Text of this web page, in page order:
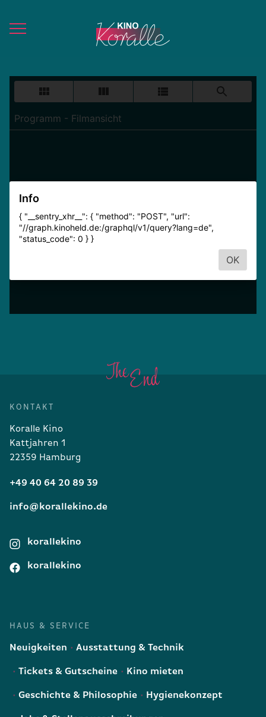
KONTAKT
Koralle Kino
Kattjahren 1
22359 Hamburg
+49 40 64 20 89 39
info@korallekino.de
korallekino
korallekino
HAUS & SERVICE
Neuigkeiten Ausstattung & Technik
Tickets & Gutscheine Kino mieten
Geschichte & Philosophie Hygienekonzept